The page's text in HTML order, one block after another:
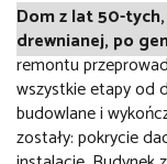
Dom z lat 50-
drewnianej, po
remontu
wszystkie etapy od
budowlane i
zostały: pokrycie